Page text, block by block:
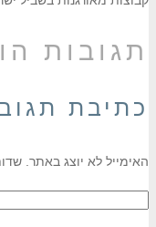
תגובות
כתיבת
האימייל לא יוצג באתר.